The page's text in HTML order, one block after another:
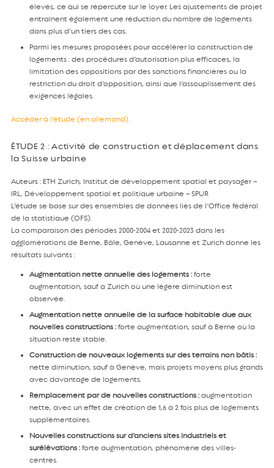
élevés, ce qui se répercute sur le loyer. Les ajustements de projet
entraînent également une réduction du nombre de logements
dans plus d’un tiers des cas.
Parmi les mesures proposées pour accélérer la construction de
logements : des procédures d’autorisation plus efficaces, la
limitation des oppositions par des sanctions financières ou la
restriction du droit d’opposition, ainsi que l’assouplissement des
exigences légales.
Accéder à l’étude (en allemand).
ÉTUDE 2 : Activité de construction et déplacement dans
la Suisse urbaine
Auteurs : ETH Zurich, Institut de développement spatial et paysager –
IRL, Développement spatial et politique urbaine – SPUR
L’étude se base sur des ensembles de données liés de l’Office fédéral
de la statistique (OFS).
La comparaison des périodes 2000-2004 et 2020-2023 dans les
agglomérations de Berne, Bâle, Genève, Lausanne et Zurich donne les
résultats suivants :
Augmentation nette annuelle des logements : forte
augmentation, sauf à Zurich où une légère diminution est
observée.
Augmentation nette annuelle de la surface habitable due aux
nouvelles constructions : forte augmentation, sauf à Berne où la
situation reste stable.
Construction de nouveaux logements sur des terrains non bâtis :
nette diminution, sauf à Genève, mais projets moyens plus grands
avec davantage de logements.
Remplacement par de nouvelles constructions : augmentation
nette, avec un effet de création de 1,6 à 2 fois plus de logements
supplémentaires.
Nouvelles constructions sur d’anciens sites industriels et
surélévations : forte augmentation, phénomène des villes-
centres.